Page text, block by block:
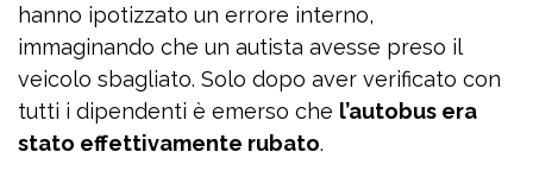
hanno ipotizzato un errore interno,
immaginando che un autista avesse preso il
veicolo sbagliato. Solo dopo aver verificato con
tutti i dipendenti è emerso che l’autobus era
stato effettivamente rubato.